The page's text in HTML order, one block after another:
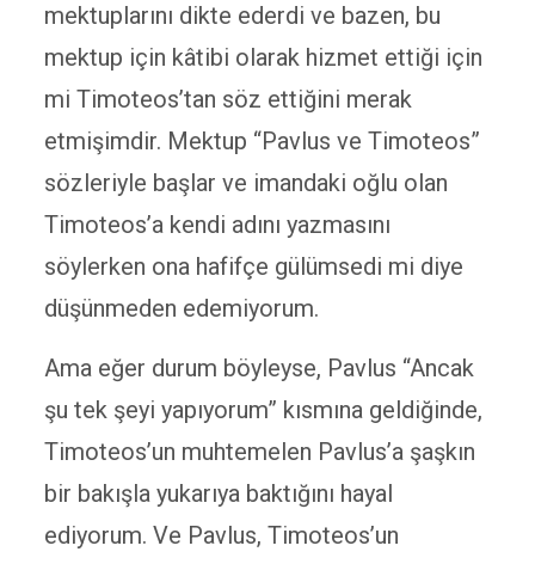
mektuplarını dikte ederdi ve bazen, bu
mektup için kâtibi olarak hizmet ettiği için
mi Timoteos’tan söz ettiğini merak
etmişimdir. Mektup “Pavlus ve Timoteos”
sözleriyle başlar ve imandaki oğlu olan
Timoteos’a kendi adını yazmasını
söylerken ona hafifçe gülümsedi mi diye
düşünmeden edemiyorum.
Ama eğer durum böyleyse, Pavlus “Ancak
şu tek şeyi yapıyorum” kısmına geldiğinde,
Timoteos’un muhtemelen Pavlus’a şaşkın
bir bakışla yukarıya baktığını hayal
ediyorum. Ve Pavlus, Timoteos’un